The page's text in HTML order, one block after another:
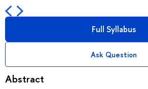
Full Syllabus
Ask Question
Abstract